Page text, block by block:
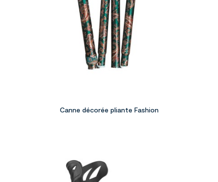
Canne décorée pliante Fashion